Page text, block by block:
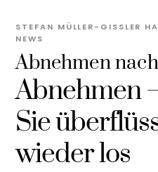
Abnehmen
STEFAN MÜLLER-GISSLER
NEWS
Abnehmen
Sie
wieder los